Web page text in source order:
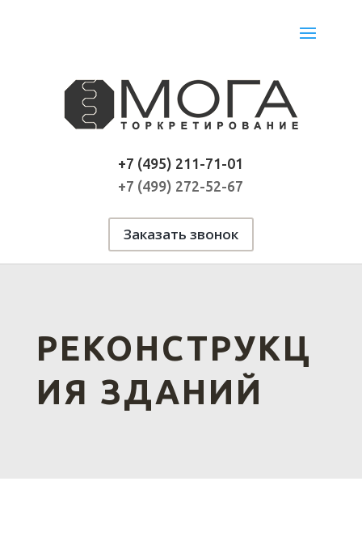
+7 (495) 211-71-01
+7 (499) 272-52-67
Заказать звонок
РЕКОНСТРУКЦ
ИЯ ЗДАНИЙ